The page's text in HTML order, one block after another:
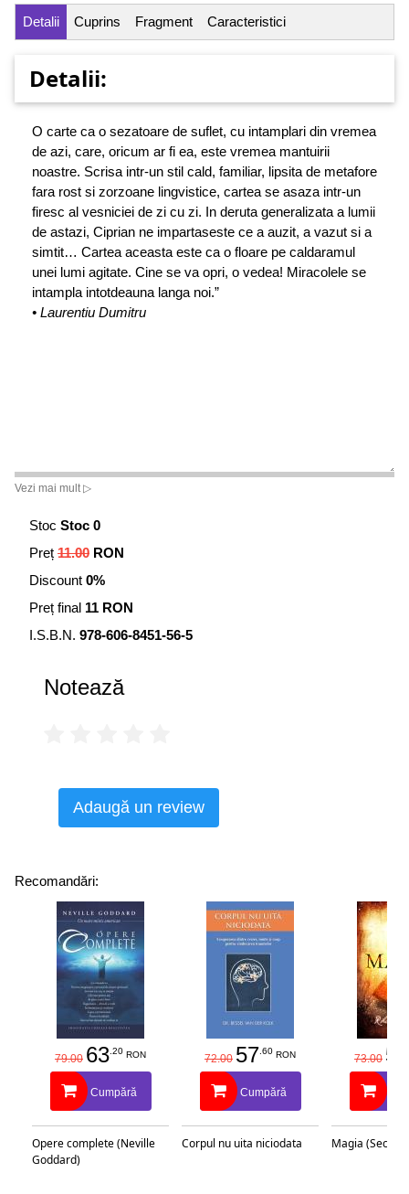
Detalii Cuprins Fragment Caracteristici
Detalii:
O carte ca o sezatoare de suflet, cu intamplari din vremea
de azi, care, oricum ar fi ea, este vremea mantuirii
noastre. Scrisa intr-un stil cald, familiar, lipsita de metafore
fara rost si zorzoane lingvistice, cartea se asaza intr-un
firesc al vesniciei de zi cu zi. In deruta generalizata a lumii
de astazi, Ciprian ne impartaseste ce a auzit, a vazut si a
simtit… Cartea aceasta este ca o floare pe caldaramul
unei lumi agitate. Cine se va opri, o vedea! Miracolele se
intampla intotdeauna langa noi.”
• Laurentiu Dumitru
Vezi mai mult ▷
Stoc Stoc 0
Preț 11.00 RON
Discount 0%
Preț final 11 RON
I.S.B.N. 978-606-8451-56-5
Notează
Adaugă un review
Recomandări:
79.00 63.20 RON
Cumpără
Opere complete (Neville
Goddard)
72.00 57.60 RON
Cumpără
Corpul nu uita niciodata
73.00 58
Magia